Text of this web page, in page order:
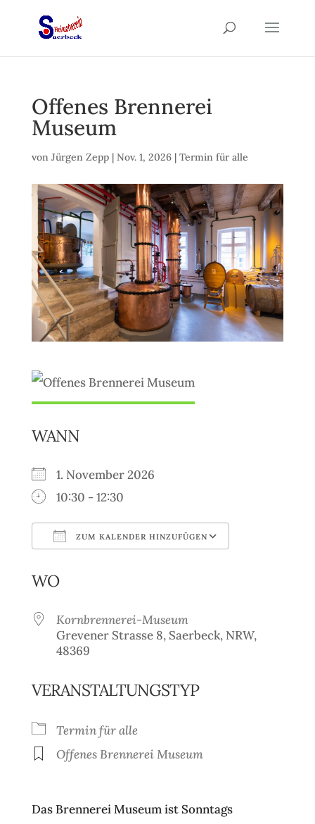
Offenes Brennerei
Museum
von Jürgen Zepp| Nov. 1, 2026| Termin für alle
WANN
1. November 2026
10:30 - 12:30
ZUM KALENDER HINZUFÜGEN
WO
Kornbrennerei-Museum
Grevener Strasse 8, Saerbeck, NRW,
48369
VERANSTALTUNGSTYP
Termin für alle
Offenes Brennerei Museum
Das Brennerei Museum ist Sonntags